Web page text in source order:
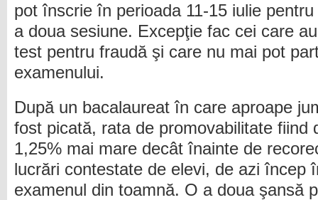
pot înscrie în perioada 11-15 iulie
a doua sesiune. Excepţie fac cei care
test pentru fraudă şi care nu mai pot
examenului.
După un bacalaureat în care aproape
fost picată, rata de promovabilitate fiind
1,25% mai mare decât înainte de
lucrări contestate de elevi, de azi încep
examenul din toamnă. O a doua şansă